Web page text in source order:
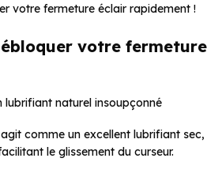
votre fermeture éclair rapidement !
votre fermeture
lubrifiant naturel insoupçonné
comme un excellent lubrifiant sec,
le glissement du curseur.